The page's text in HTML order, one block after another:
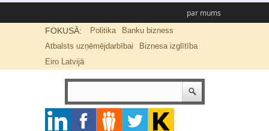
par mums
FOKUSĀ: Politika
Banku bizness
Atbalsts uzņēmējdarbībai
Biznesa izglītība
Eiro Latvijā